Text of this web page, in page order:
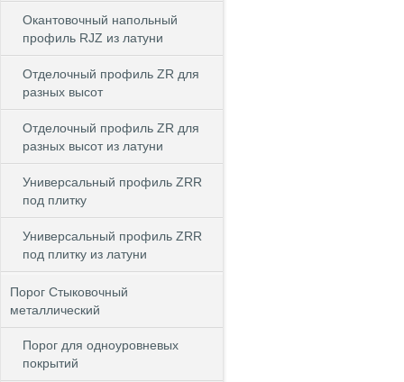
Окантовочный напольный
профиль RJZ из латуни
Отделочный профиль ZR для
разных высот
Отделочный профиль ZR для
разных высот из латуни
Универсальный профиль ZRR
под плитку
Универсальный профиль ZRR
под плитку из латуни
Порог Стыковочный
металлический
Порог для одноуровневых
покрытий